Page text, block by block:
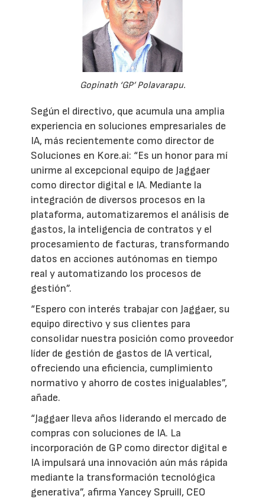
Gopinath ‘GP’ Polavarapu.
Según el directivo, que acumula una amplia
experiencia en soluciones empresariales de
IA, más recientemente como director de
Soluciones en Kore.ai: “Es un honor para mí
unirme al excepcional equipo de Jaggaer
como director digital e IA. Mediante la
integración de diversos procesos en la
plataforma, automatizaremos el análisis de
gastos, la inteligencia de contratos y el
procesamiento de facturas, transformando
datos en acciones autónomas en tiempo
real y automatizando los procesos de
gestión”.
“Espero con interés trabajar con Jaggaer, su
equipo directivo y sus clientes para
consolidar nuestra posición como proveedor
líder de gestión de gastos de IA vertical,
ofreciendo una eficiencia, cumplimiento
normativo y ahorro de costes inigualables”,
añade.
“Jaggaer lleva años liderando el mercado de
compras con soluciones de IA. La
incorporación de GP como director digital e
IA impulsará una innovación aún más rápida
mediante la transformación tecnológica
generativa”, afirma Yancey Spruill, CEO